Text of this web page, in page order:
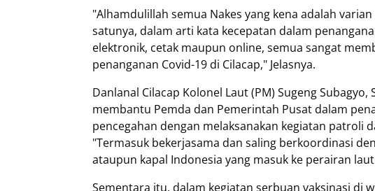
"Alhamdulillah semua Nakes yang kena adalah
satunya, dalam arti kata kecepatan dalam
elektronik, cetak maupun online, semua sangat
penanganan Covid-19 di Cilacap," Jelasnya.
Danlanal Cilacap Kolonel Laut (PM) Sugeng
membantu Pemda dan Pemerintah Pusat dalam
pencegahan dengan melaksanakan kegiatan patroli
"Termasuk bekerjasama dan saling berkoordinasi
ataupun kapal Indonesia yang masuk ke perairan laut
Sementara itu, dalam kegiatan serbuan vaksinasi di